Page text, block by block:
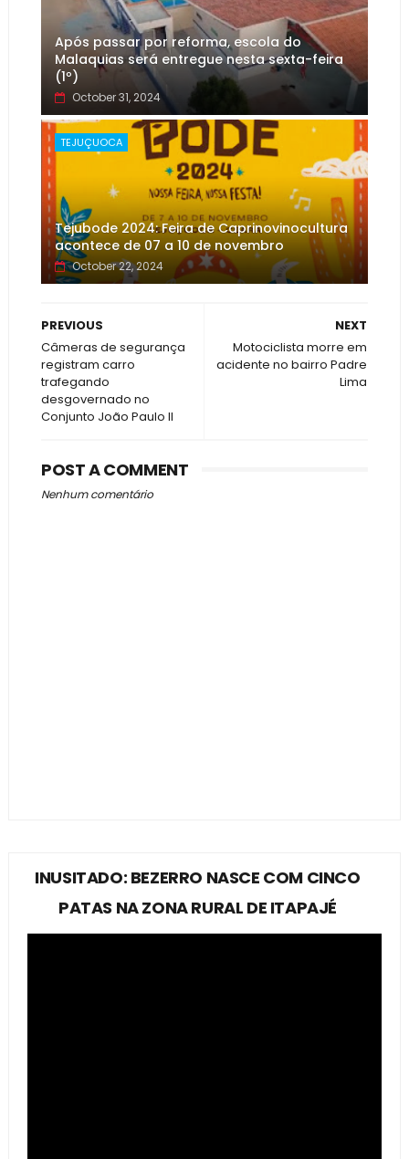
Após passar por reforma, escola do
Malaquias será entregue nesta sexta-feira
(1º)
October 31, 2024
TEJUÇUOCA
Tejubode 2024: Feira de Caprinovinocultura
acontece de 07 a 10 de novembro
October 22, 2024
NEXT
Motociclista morre em
acidente no bairro Padre
Lima
PREVIOUS
Câmeras de segurança
registram carro
trafegando
desgovernado no
Conjunto João Paulo II
POST A COMMENT
Nenhum comentário
INUSITADO: BEZERRO NASCE COM CINCO
PATAS NA ZONA RURAL DE ITAPAJÉ